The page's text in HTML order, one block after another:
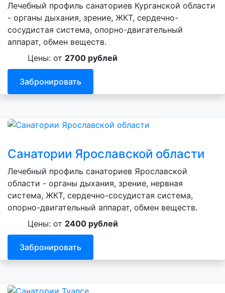
Лечебный профиль санаториев Курганской области
- органы дыхания, зрение, ЖКТ, сердечно-
сосудистая система, опорно-двигательный
аппарат, обмен веществ.
Цены: от 2700 рублей
Забронировать
Санатории Ярославской области
Лечебный профиль санаториев Ярославской
области - органы дыхания, зрение, нервная
система, ЖКТ, сердечно-сосудистая система,
опорно-двигательный аппарат, обмен веществ.
Цены: от 2400 рублей
Забронировать